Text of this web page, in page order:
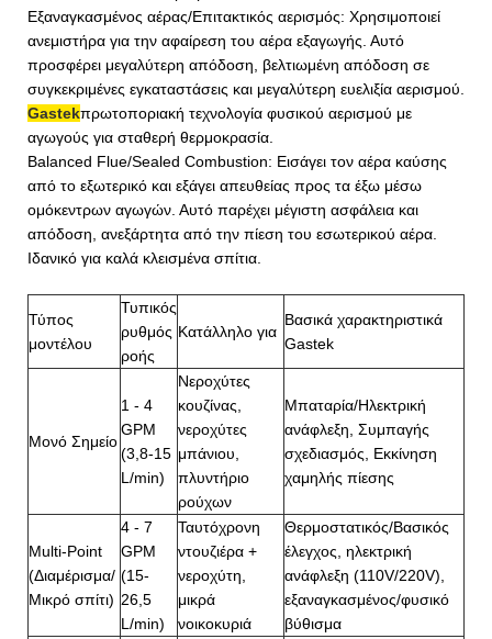
Εξαναγκασμένος αέρας/Επιτακτικός αερισμός: Χρησιμοποιεί
ανεμιστήρα για την αφαίρεση του αέρα εξαγωγής. Αυτό
προσφέρει μεγαλύτερη απόδοση, βελτιωμένη απόδοση σε
συγκεκριμένες εγκαταστάσεις και μεγαλύτερη ευελιξία αερισμού.
Gastekπρωτοποριακή τεχνολογία φυσικού αερισμού με
αγωγούς για σταθερή θερμοκρασία.
Balanced Flue/Sealed Combustion: Εισάγει τον αέρα καύσης
από το εξωτερικό και εξάγει απευθείας προς τα έξω μέσω
ομόκεντρων αγωγών. Αυτό παρέχει μέγιστη ασφάλεια και
απόδοση, ανεξάρτητα από την πίεση του εσωτερικού αέρα.
Ιδανικό για καλά κλεισμένα σπίτια.
Τύπος
μοντέλου
Τυπικός
ρυθμός
ροής
Κατάλληλο για
Βασικά χαρακτηριστικά
Gastek
Μονό Σημείο
1 - 4
GPM
(3,8-15
L/min)
Νεροχύτες
κουζίνας,
νεροχύτες
μπάνιου,
πλυντήριο
ρούχων
Μπαταρία/Ηλεκτρική
ανάφλεξη, Συμπαγής
σχεδιασμός, Εκκίνηση
χαμηλής πίεσης
Multi-Point
(Διαμέρισμα/
Μικρό σπίτι)
4 - 7
GPM
(15-
26,5
L/min)
Ταυτόχρονη
ντουζιέρα +
νεροχύτη,
μικρά
νοικοκυριά
Θερμοστατικός/Βασικός
έλεγχος, ηλεκτρική
ανάφλεξη (110V/220V),
εξαναγκασμένος/φυσικό
βύθισμα